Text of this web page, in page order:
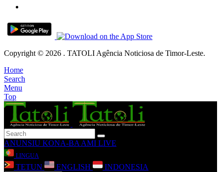
Copyright © 2026 . TATOLI Agência Noticiosa de Timor-Leste.
Home
Search
Menu
Top
ANUNSIU KONA-BA AMI LIVE
LINGUA
TETUN ENGLISH INDONESIA